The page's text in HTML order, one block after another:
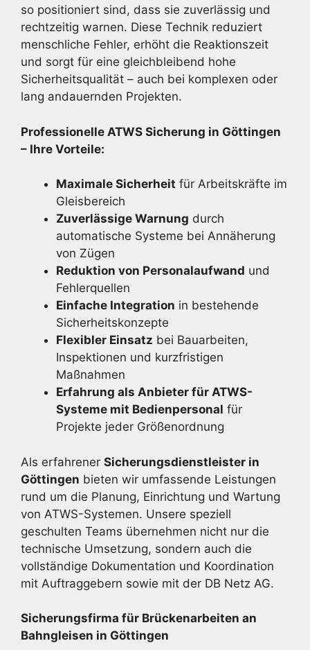
so positioniert sind, dass sie zuverlässig und
rechtzeitig warnen. Diese Technik reduziert
menschliche Fehler, erhöht die Reaktionszeit
und sorgt für eine gleichbleibend hohe
Sicherheitsqualität – auch bei komplexen oder
lang andauernden Projekten.
Professionelle ATWS Sicherung in Göttingen
– Ihre Vorteile:
Maximale Sicherheit für Arbeitskräfte im
Gleisbereich
Zuverlässige Warnung durch
automatische Systeme bei Annäherung
von Zügen
Reduktion von Personalaufwand und
Fehlerquellen
Einfache Integration in bestehende
Sicherheitskonzepte
Flexibler Einsatz bei Bauarbeiten,
Inspektionen und kurzfristigen
Maßnahmen
Erfahrung als Anbieter für ATWS-
Systeme mit Bedienpersonal für
Projekte jeder Größenordnung
Als erfahrener Sicherungsdienstleister in
Göttingen bieten wir umfassende Leistungen
rund um die Planung, Einrichtung und Wartung
von ATWS-Systemen. Unsere speziell
geschulten Teams übernehmen nicht nur die
technische Umsetzung, sondern auch die
vollständige Dokumentation und Koordination
mit Auftraggebern sowie mit der DB Netz AG.
Sicherungsfirma für Brückenarbeiten an
Bahngleisen in Göttingen